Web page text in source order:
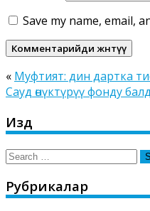
Save my name, email,
« Муфтият: дин дартка
Сауд өнүктүрүү фонду
Издөө
Search
Рубрикалар